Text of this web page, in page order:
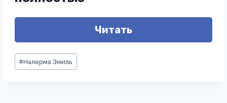
Читать
Метки
записи:
#Налерма Эмиль